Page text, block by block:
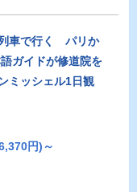
車で行く パリか
ガイドが修道院を
ミッシェル1日観
円)～